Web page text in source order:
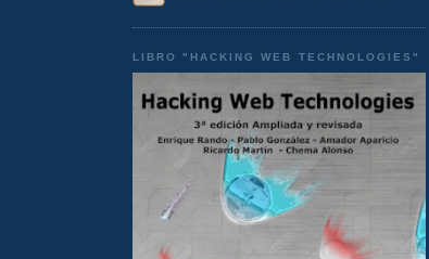
LIBRO "HACKING WEB TECHNOLOGIES"